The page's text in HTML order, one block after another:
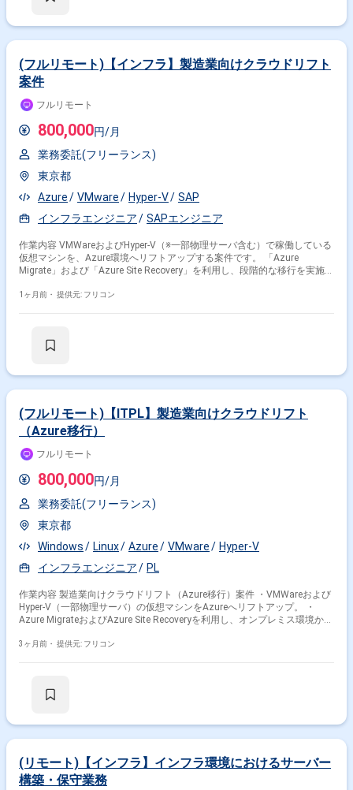
(フルリモート)【インフラ】製造業向けクラウドリフト
案件
フルリモート
800,000円/月
業務委託(フリーランス)
東京都
Azure
VMware Hyper-V
SAP
インフラエンジニア
SAPエンジニア
作業内容 VMWareおよびHyper-V（※一部物理サーバ含む）で稼働している
仮想マシンを、Azure環境へリフトアップする案件です。 「Azure
Migrate」および「Azure Site Recovery」を利用し、段階的な移行を実施し
1ヶ月前・ 提供元: フリコン
(フルリモート)【ITPL】製造業向けクラウドリフト
（Azure移行）
フルリモート
800,000円/月
業務委託(フリーランス)
東京都
Windows
Linux Azure VMware
Hyper-V
インフラエンジニア
PL
作業内容 製造業向けクラウドリフト（Azure移行）案件 ・VMWareおよび
Hyper-V（一部物理サーバ）の仮想マシンをAzureへリフトアップ。 ・
Azure MigrateおよびAzure Site Recoveryを利用し、オンプレミス環境から
108台、開発33台）。
3ヶ月前・ 提供元: フリコン
(リモート)【インフラ】インフラ環境におけるサーバー
構築・保守業務